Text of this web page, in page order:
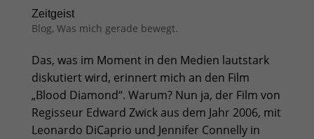
Zeitgeist
Blog, Was mich gerade bewegt.
Das, was im Moment in den Medien lautstark
diskutiert wird, erinnert mich an den Film
„Blood Diamond“. Warum? Nun ja, der Film von
Regisseur Edward Zwick aus dem Jahr 2006, mit
Leonardo DiCaprio und Jennifer Connelly in